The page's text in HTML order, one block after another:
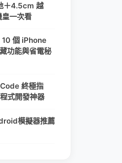
＋4.5cm 越
一次看
個 iPhone
功能與省電秘
終極指
式開發神器
模擬器推薦